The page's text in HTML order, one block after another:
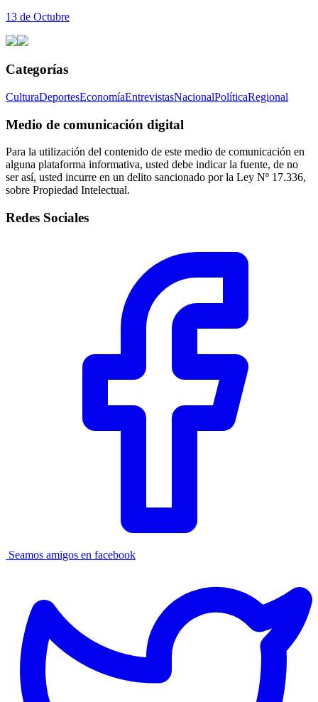
13 de Octubre
Categorías
CulturaDeportesEconomíaEntrevistasNacionalPolíticaRegional
Medio de comunicación digital
Para la utilización del contenido de este medio de comunicación en
alguna plataforma informativa, usted debe indicar la fuente, de no
ser así, usted incurre en un delito sancionado por la Ley Nº 17.336,
sobre Propiedad Intelectual.
Redes Sociales
Seamos amigos en facebook